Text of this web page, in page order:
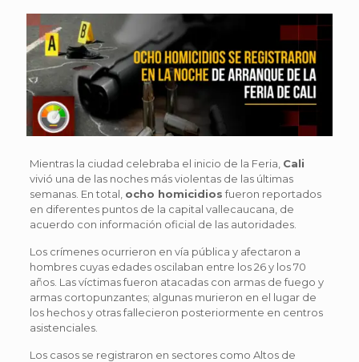
Mientras la ciudad celebraba el inicio de la Feria, Cali
vivió una de las noches más violentas de las últimas
semanas. En total, ocho homicidiosfueron reportados
en diferentes puntos de la capital vallecaucana, de
acuerdo con información oficial de las autoridades.
Los crímenes ocurrieron en vía pública y afectaron a
hombres cuyas edades oscilaban entre los 26 y los 70
años. Las víctimas fueron atacadas con armas de fuego y
armas cortopunzantes; algunas murieron en el lugar de
los hechos y otras fallecieron posteriormente en centros
asistenciales.
Los casos se registraron en sectores como Altos de